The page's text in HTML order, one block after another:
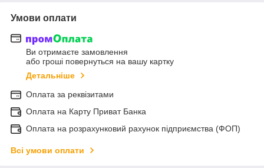
Умови оплати
Ви отримаєте замовлення
або гроші повернуться на вашу картку
Детальніше
Оплата за реквізитами
Оплата на Карту Приват Банка
Оплата на розрахунковий рахунок підприємства (ФОП)
Всі умови оплати